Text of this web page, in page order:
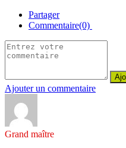
Partager
Commentaire(0)
Ajouter un commentaire
Grand maître